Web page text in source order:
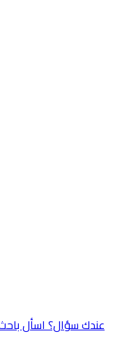
عندك سؤال؟ اسأل